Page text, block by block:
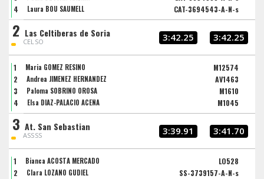
4
Laura BOU SAUMELL CAT-3694543-A-N-s
2 Las Celtiberas de Soria
CELSO 3:42.25 3:42.25
1 Maria GOMEZ RESINO
M12574
2
Andrea JIMENEZ HERNANDEZ
AV1463
3
Paloma SOBRINO OROSA
M1610
4
Elsa DIAZ-PALACIO ACEÑA M1045
3 At. San Sebastian
ASSSS 3:39.91 3:41.70
1 Bianca ACOSTA MERCADO
LO528
2
Clara LOZANO GUDIEL
SS-3739157-A-N-s